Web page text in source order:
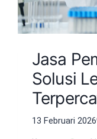
Jasa
Solusi
13 Februari 2026